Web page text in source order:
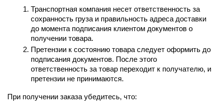
Транспортная компания несет ответственность за
сохранность груза и правильность адреса доставки
до момента подписания клиентом документов о
получении товара.
Претензии к состоянию товара следует оформить до
подписания документов. После этого
ответственность за товар переходит к получателю, и
претензии не принимаются.
При получении заказа убедитесь, что: